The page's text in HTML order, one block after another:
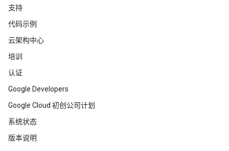
支持
代码示例
云架构中心
培训
认证
Google Developers
Google Cloud 初创公司计划
系统状态
版本说明